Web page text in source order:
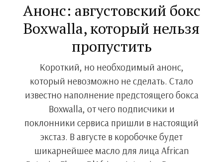
Анонс: августовский бокс
Boxwalla, который нельзя
пропустить
Короткий, но необходимый анонс,
который невозможно не сделать. Стало
известно наполнение предстоящего бокса
Boxwalla, от чего подписчики и
поклонники сервиса пришли в настоящий
экстаз. В августе в коробочке будет
шикарнейшее масло для лица African